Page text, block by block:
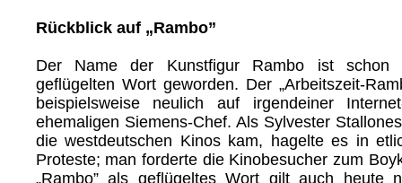
Rückblick auf „Rambo”
Der Name der Kunstfigur Rambo ist schon
geflügelten Wort geworden. Der „Arbeitszeit-
beispielsweise neulich auf irgendeiner
ehemaligen Siemens-Chef. Als Sylvester
die westdeutschen Kinos kam, hagelte es in
Proteste; man forderte die Kinobesucher zum
„Rambo” als geflügeltes Wort gilt auch heute